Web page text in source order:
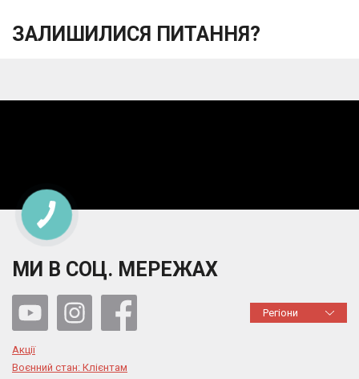
ЗАЛИШИЛИСЯ ПИТАННЯ?
МИ В СОЦ. МЕРЕЖАХ
Регіони
Акції
Воєнний стан: Клієнтам